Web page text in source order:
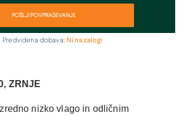
POŠLJI POVPRAŠEVANJE
Predvidena dobava: Ni na zalogi
ZRNJE
nizko vlago in odličnim